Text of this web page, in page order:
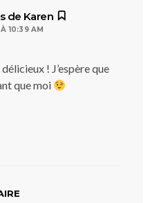
de Karen
10:39 AM
! J’espère que
que moi